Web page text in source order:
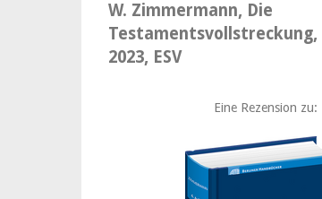
W. Zimmermann, Die
Testamentsvollstreckung,
2023, ESV
Eine Rezension zu: